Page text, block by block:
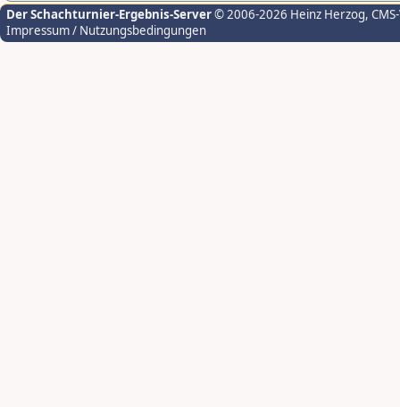
Der Schachturnier-Ergebnis-Server© 2006-2026 Heinz Herzog,
Impressum / Nutzungsbedingungen